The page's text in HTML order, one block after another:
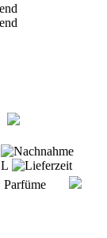
Parfüme